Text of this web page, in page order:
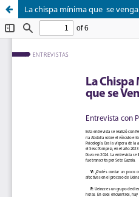
La chispa mínima que se venga